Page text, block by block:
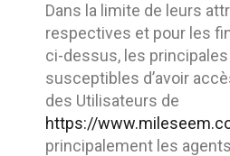
Dans la limite de leurs
respectives et pour les
ci-dessus, les
susceptibles d’avoir
des Utilisateurs de
https://
principalement les